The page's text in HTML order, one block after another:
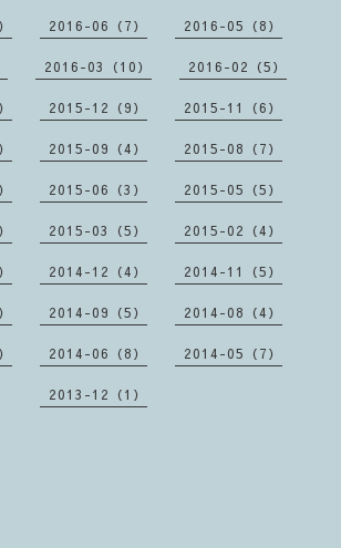
2016-06（7） 2016-05（8）
2016-03（10） 2016-02（5）
2015-12（9） 2015-11（6）
2015-09（4） 2015-08（7）
2015-06（3） 2015-05（5）
2015-03（5） 2015-02（4）
2014-12（4） 2014-11（5）
2014-09（5） 2014-08（4）
2014-06（8） 2014-05（7）
2013-12（1）